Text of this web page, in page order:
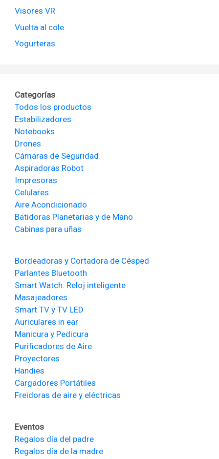
Visores VR
Vuelta al cole
Yogurteras
Categorías
Todos los productos
Estabilizadores
Notebooks
Drones
Cámaras de Seguridad
Aspiradoras Robot
Impresoras
Celulares
Aire Acondicionado
Batidoras Planetarias y de Mano
Cabinas para uñas
Bordeadoras y Cortadora de Césped
Parlantes Bluetooth
Smart Watch: Reloj inteligente
Masajeadores
Smart TV y TV LED
Auriculares in ear
Manicura y Pedicura
Purificadores de Aire
Proyectores
Handies
Cargadores Portátiles
Freidoras de aire y eléctricas
Eventos
Regalos día del padre
Regalos día de la madre